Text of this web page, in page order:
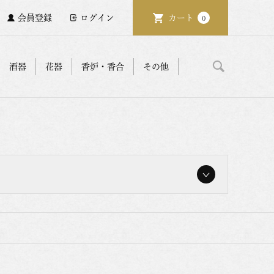
会員登録 ログイン カート 0
酒器 花器 香炉・香合 その他